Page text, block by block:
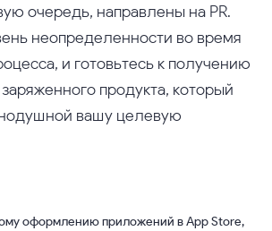
очередь, направлены на PR.
неопределенности во время
и готовьтесь к получению
продукта, который
вашу целевую
оформлению приложений в App Store,